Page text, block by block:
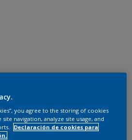
you agree to the storing of cookies
navigation, analyze site usage, and
Declaración de cookies para